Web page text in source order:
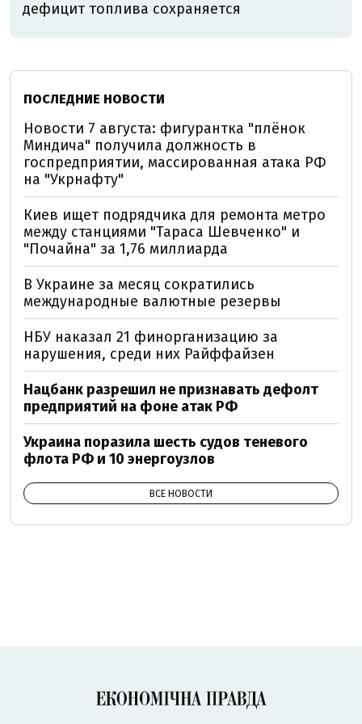
дефицит топлива сохраняется
ПОСЛЕДНИЕ НОВОСТИ
Новости 7 августа: фигурантка "плёнок
Миндича" получила должность в
госпредприятии, массированная атака РФ
на "Укрнафту"
Киев ищет подрядчика для ремонта метро
между станциями "Тараса Шевченко" и
"Почайна" за 1,76 миллиарда
В Украине за месяц сократились
международные валютные резервы
НБУ наказал 21 финорганизацию за
нарушения, среди них Райффайзен
Нацбанк разрешил не признавать дефолт
предприятий на фоне атак РФ
Украина поразила шесть судов теневого
флота РФ и 10 энергоузлов
ВСЕ НОВОСТИ